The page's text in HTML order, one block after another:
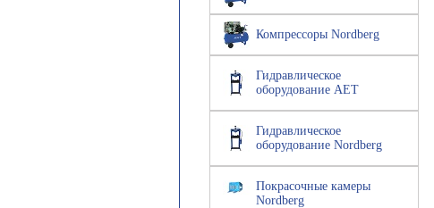
Компрессоры Nordberg
Гидравлическое
оборудование AET
Гидравлическое
оборудование Nordberg
Покрасочные камеры
Nordberg